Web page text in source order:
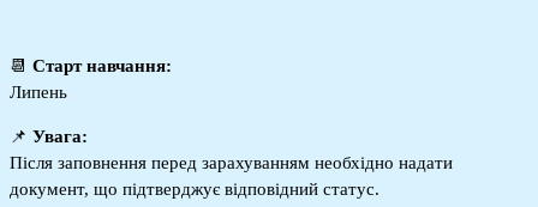
📆 Старт навчання:
Липень
📌 Увага:
Після заповнення перед зарахуванням необхідно надати
документ, що підтверджує відповідний статус.